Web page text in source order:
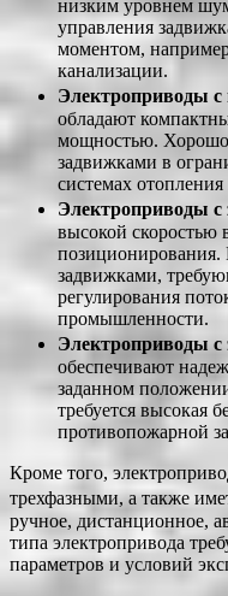
низким уровнем
управления
моментом,
канализации.
Электроприводы с
обладают
мощностью. Хорошо
задвижками в
системах
Электроприводы с
высокой скоростью
позиционирования.
задвижками,
регулирования
промышленности.
Электроприводы с
обеспечивают
заданном
требуется высокая
противопожарной
Кроме того,
трехфазными, а также
ручное, дистанционное,
типа электропривода
параметров и условий